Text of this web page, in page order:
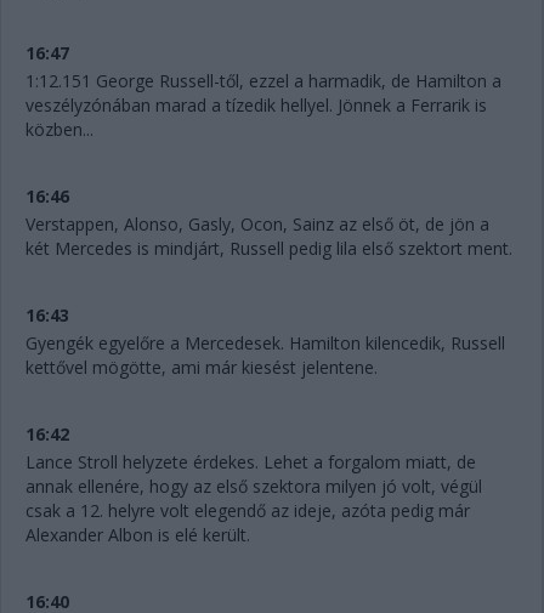
16:47
1:12.151 George Russell-től, ezzel a harmadik, de Hamilton a
veszélyzónában marad a tízedik hellyel. Jönnek a Ferrarik is
közben...
16:46
Verstappen, Alonso, Gasly, Ocon, Sainz az első öt, de jön a
két Mercedes is mindjárt, Russell pedig lila első szektort ment.
16:43
Gyengék egyelőre a Mercedesek. Hamilton kilencedik, Russell
kettővel mögötte, ami már kiesést jelentene.
16:42
Lance Stroll helyzete érdekes. Lehet a forgalom miatt, de
annak ellenére, hogy az első szektora milyen jó volt, végül
csak a 12. helyre volt elegendő az ideje, azóta pedig már
Alexander Albon is elé került.
16:40